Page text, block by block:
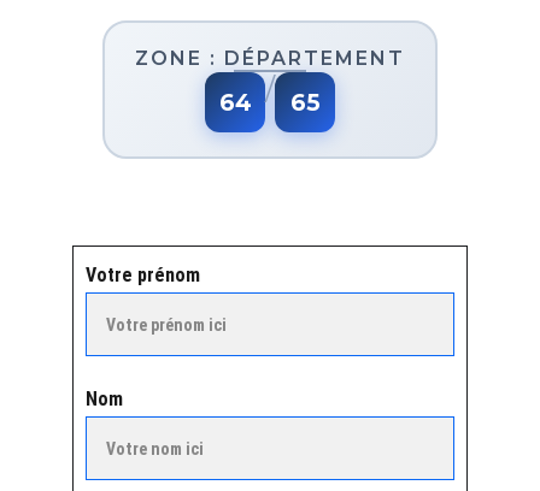
Votre prénom
Nom